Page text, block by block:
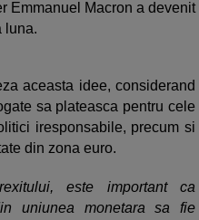
Emmanuel Macron a devenit
luna.
aceasta idee, considerand
sa plateasca pentru cele
iresponsabile, precum si
din zona euro.
este important ca
uniunea monetara sa fie